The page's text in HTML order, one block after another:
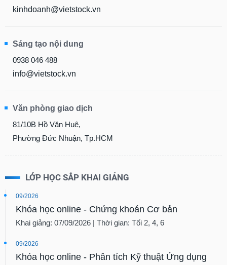
kinhdoanh@vietstock.vn
Sáng tạo nội dung
0938 046 488
info@vietstock.vn
Văn phòng giao dịch
81/10B Hồ Văn Huê,
Phường Đức Nhuận, Tp.HCM
LỚP HỌC SẮP KHAI GIẢNG
09/2026
Khóa học online - Chứng khoán Cơ bản
Khai giảng: 07/09/2026 | Thời gian: Tối 2, 4, 6
09/2026
Khóa học online - Phân tích Kỹ thuật Ứng dụng